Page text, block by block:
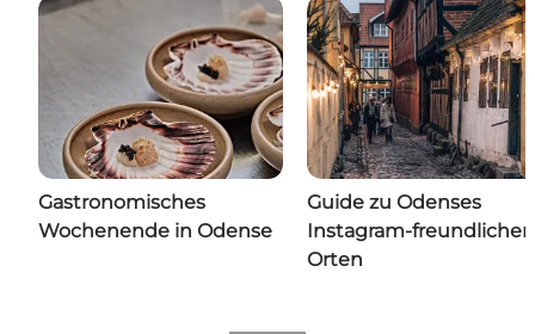
Gastronomisches
Wochenende in Odense
Guide zu Odenses
Instagram-freundlichen
Orten